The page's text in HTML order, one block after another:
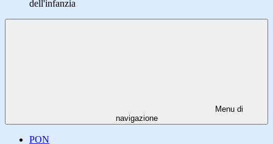
dell'infanzia
Menu di
navigazione
PON